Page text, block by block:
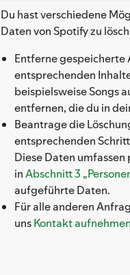
Du hast verschiedene
Daten von Spotify zu
Entferne gespeicherte
entsprechenden
beispielsweise Songs
entfernen, die du in
Beantrage die
entsprechenden
Diese Daten
inAbschnitt 3
aufgeführte Daten.
Für alle anderen
unsKontakt aufnehmen